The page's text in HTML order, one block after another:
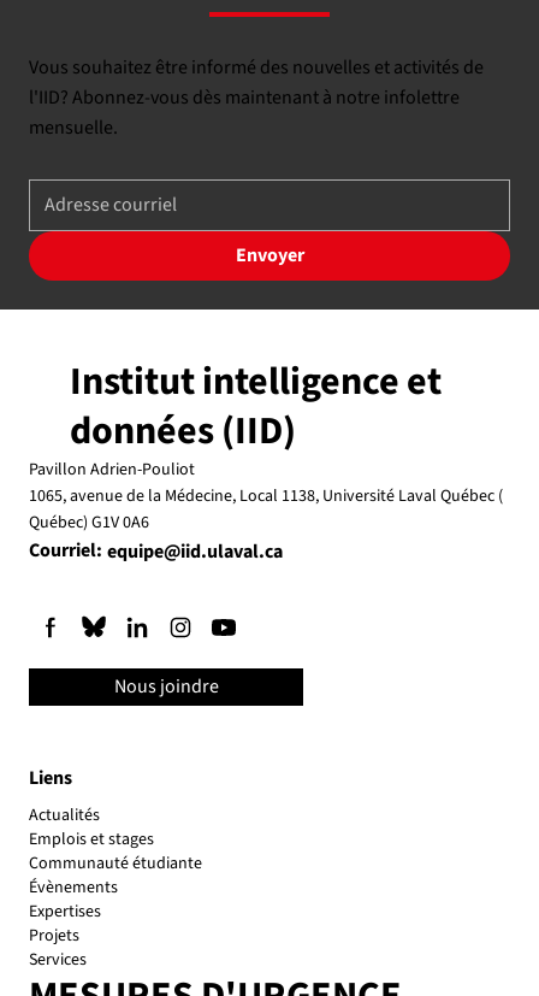
Vous souhaitez être informé des nouvelles et activités de
l'IID? Abonnez-vous dès maintenant à notre infolettre
mensuelle.
Envoyer
Liens
Actualités
Emplois et stages
Communauté étudiante
Évènements
Expertises
Projets
Services
Institut intelligence et
données (IID)
Pavillon Adrien-Pouliot
1065, avenue de la Médecine, Local 1138, Université Laval Québec (
Québec) G1V 0A6
Courriel: equipe@iid.ulaval.ca
Nous joindre